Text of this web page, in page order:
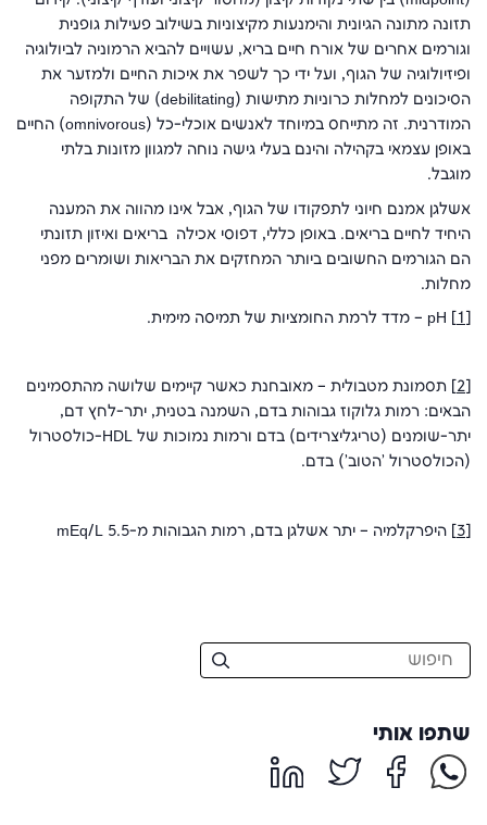
תזונה מתונה הגיונית והימנעות מקיצוניות בשילוב פעילות גופנית
וגורמים אחרים של אורח חיים בריא, עשויים להביא הרמוניה לביולוגיה
ופיזיולוגיה של הגוף, ועל ידי כך לשפר את איכות החיים ולמזער את
הסיכונים למחלות כרוניות מתישות (debilitating) של התקופה
המודרנית. זה מתייחס במיוחד לאנשים אוכלי-כל (omnivorous) החיים
באופן עצמאי בקהילה והינם בעלי גישה נוחה למגוון מזונות בלתי
מוגבל.
אשלגן אמנם חיוני לתפקודו של הגוף, אבל אינו מהווה את המענה
היחיד לחיים בריאים. באופן כללי, דפוסי אכילה בריאים ואיזון תזונתי
הם הגורמים החשובים ביותר המחזקים את הבריאות ושומרים מפני
מחלות.
[1]
[2]
תסמונת מטבולית – מאובחנת כאשר קיימים שלושה מהתסמינים
הבאים: רמות גלוקוז גבוהות בדם, השמנה בטנית, יתר-לחץ דם,
יתר-שומנים (טריגליצרידים) בדם ורמות נמוכות של HDL-כולסטרול
(הכולסטרול 'הטוב') בדם.
היפרקלמיה – יתר אשלגן בדם, רמות הגבוהות מ-5.5 mEq/L
שתפו אותי